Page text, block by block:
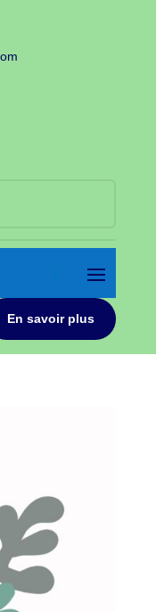
En savoir plus